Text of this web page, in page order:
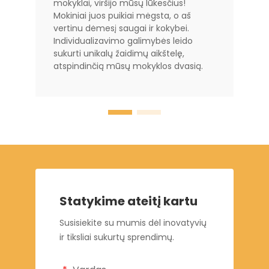
mokyklai, viršijo mūsų lūkesčius!
Mokiniai juos puikiai mėgsta, o aš
vertinu dėmesį saugai ir kokybei.
Individualizavimo galimybės leido
sukurti unikalų žaidimų aikštelę,
atspindinčią mūsų mokyklos dvasią.
Statykime ateitį kartu
Susisiekite su mumis dėl inovatyvių
ir tiksliai sukurtų sprendimų.